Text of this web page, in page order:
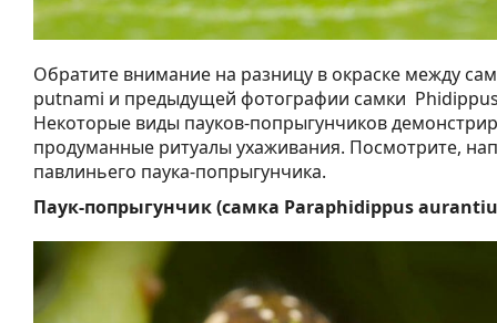
Обратите внимание на разницу в окраске между
putnami и предыдущей фотографии самки
Некоторые виды пауков-попрыгунчиков
продуманные ритуалы ухаживания. Посмотрите,
павлиньего паука-попрыгунчика.
Паук-попрыгунчик (самка Paraphidippus